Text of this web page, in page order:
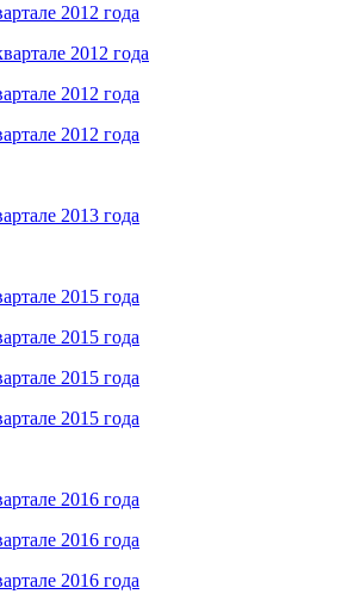
2012 года
2012 года
2012 года
2012 года
2013 года
2015 года
2015 года
2015 года
2015 года
2016 года
2016 года
2016 года